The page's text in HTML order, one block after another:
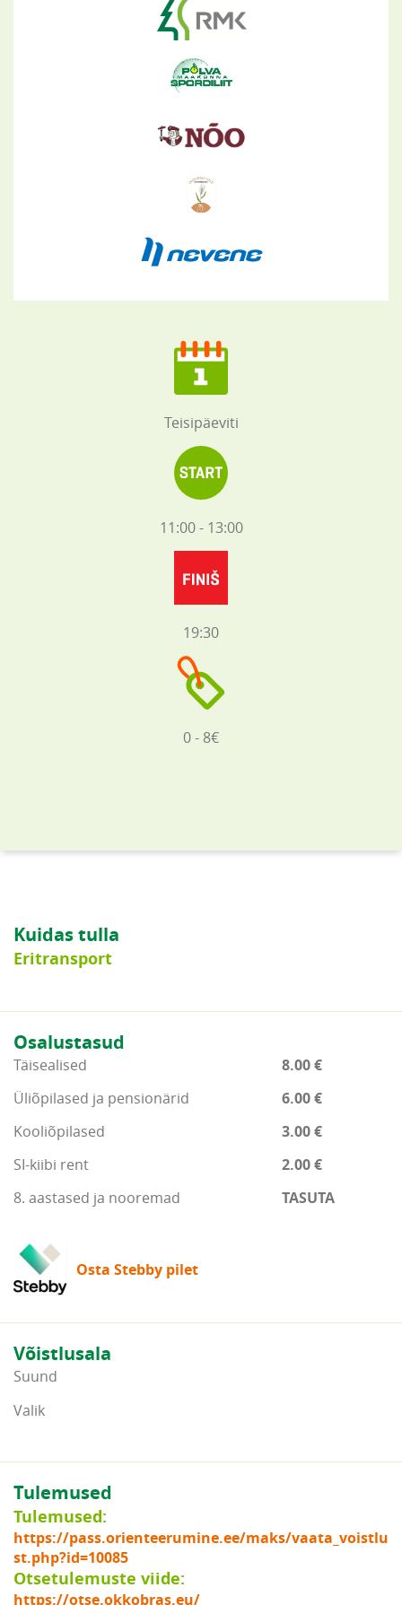
Teisipäeviti
11:00 - 13:00
19:30
0 - 8€
Kuidas tulla
Eritransport
Osalustasud
Täisealised
8.00 €
Üliõpilased ja pensionärid
6.00 €
Kooliõpilased
3.00 €
SI-kiibi rent
2.00 €
8. aastased ja nooremad
TASUTA
Osta Stebby pilet
Võistlusala
Suund
Valik
Tulemused
Tulemused:
https://pass.orienteerumine.ee/maks/vaata_voistlu
st.php?id=10085
Otsetulemuste viide:
https://otse.okkobras.eu/